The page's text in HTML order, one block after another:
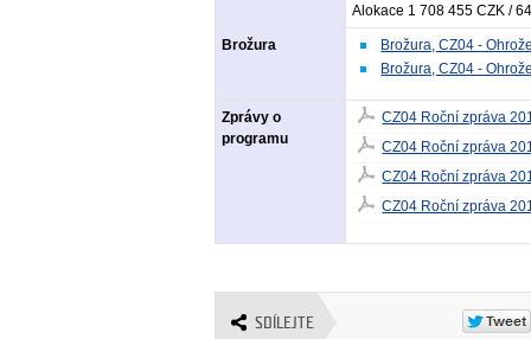
Alokace 1 708 455 CZK /
Brožura
Brožura, CZ04 -
Brožura, CZ04 -
Zprávy o
programu
CZ04 Roční zpráva
CZ04 Roční zpráva
CZ04 Roční zpráva
CZ04 Roční zpráva
SDÍLEJTE